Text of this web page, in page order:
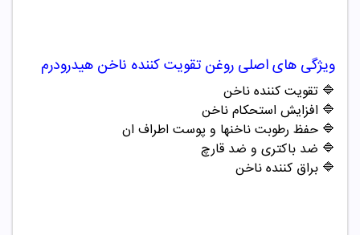
ویژگی های اصلی روغن تقویت کننده ناخن هیدرودرم
🔷 تقویت کننده ناخن
🔷 افزایش استحکام ناخن
🔷 حفظ رطوبت ناخنها و پوست اطراف ان
🔷 ضد باکتری و ضد قارچ
🔷 براق کننده ناخن